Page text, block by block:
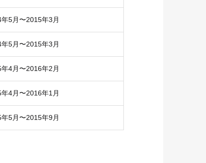
5月〜2015年3月
5月〜2015年3月
4月〜2016年2月
4月〜2016年1月
5月〜2015年9月